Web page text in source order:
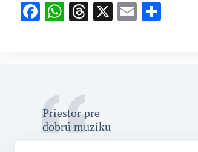
Fa
W
T
X
E
Priestor pre
dobrú muziku